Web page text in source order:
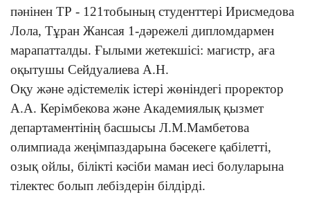
пәнінен ТР - 121тобының студенттері Ирисмедова
Лола, Тұран Жансая 1-дәрежелі дипломдармен
марапатталды. Ғылыми жетекшісі: магистр, аға
оқытушы Сейдуалиева А.Н.
Оқу және әдістемелік істері жөніндегі проректор
А.А. Керімбекова және Академиялық қызмет
департаментінің басшысы Л.М.Мамбетова
олимпиада жеңімпаздарына бәсекеге қабілетті,
озық ойлы, білікті кәсіби маман иесі болуларына
тілектес болып лебіздерін білдірді.